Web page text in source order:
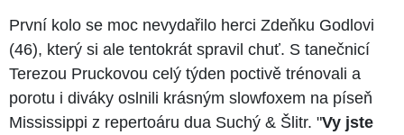
První kolo se moc nevydařilo herci Zdeňku Godlovi
(46), který si ale tentokrát spravil chuť. S tanečnicí
Terezou Pruckovou celý týden poctivě trénovali a
porotu i diváky oslnili krásným slowfoxem na píseň
Mississippi z repertoáru dua Suchý & Šlitr. "Vy jste